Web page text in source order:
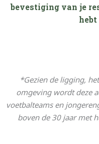
bevestiging van je
*Gezien de ligging,
omgeving wordt deze
voetbalteams en
boven de 30 jaar met